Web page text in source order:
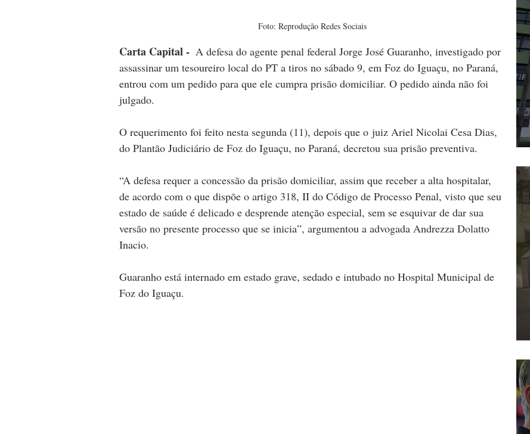
Foto: Reprodução Redes Sociais
Carta Capital - A defesa do agente penal federal Jorge José Guaranho, investigado por
assassinar um tesoureiro local do PT a tiros no sábado 9, em Foz do Iguaçu, no Paraná,
entrou com um pedido para que ele cumpra prisão domiciliar. O pedido ainda não foi
julgado.
O requerimento foi feito nesta segunda (11), depois que o juiz Ariel Nicolai Cesa Dias,
do Plantão Judiciário de Foz do Iguaçu, no Paraná, decretou sua prisão preventiva.
“A defesa requer a concessão da prisão domiciliar, assim que receber a alta hospitalar,
de acordo com o que dispõe o artigo 318, II do Código de Processo Penal, visto que seu
estado de saúde é delicado e desprende atenção especial, sem se esquivar de dar sua
versão no presente processo que se inicia”, argumentou a advogada Andrezza Dolatto
Inacio.
Guaranho está internado em estado grave, sedado e intubado no Hospital Municipal de
Foz do Iguaçu.